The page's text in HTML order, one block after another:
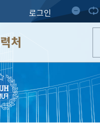
로그인
처